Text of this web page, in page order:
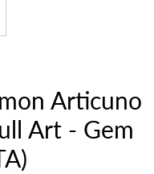
Articuno
Art - Gem